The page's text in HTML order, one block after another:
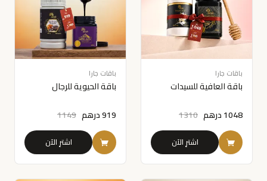
باقات جارا
باقة العافية للسيدات
1048درهم 1310
اشترِ الآن
باقات جارا
باقة الحيوية للرجال
919درهم 1149
اشترِ الآن